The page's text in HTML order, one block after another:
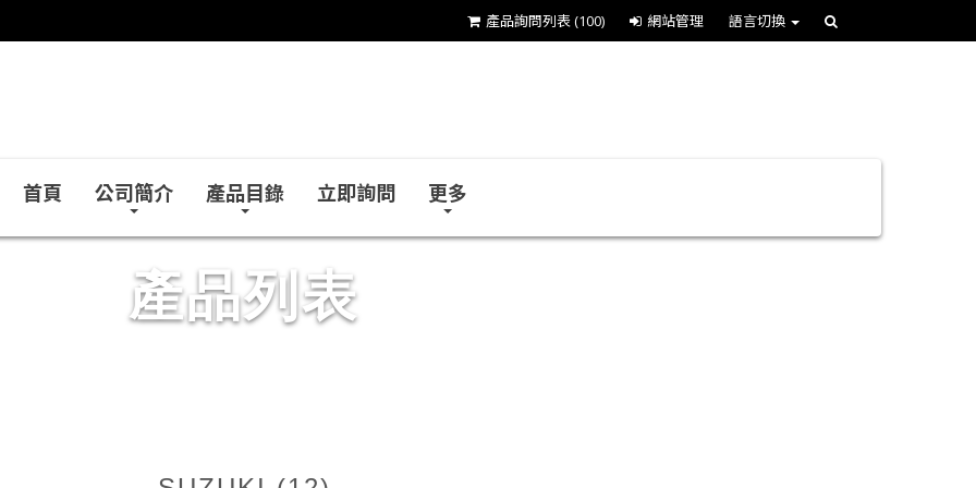
產品詢問列表(100) 網站管理 語言切換
首頁 公司簡介 產品目錄 立即詢問 更多
產品列表